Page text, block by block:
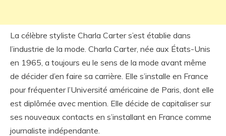
La célèbre styliste Charla Carter s’est établie dans
l’industrie de la mode. Charla Carter, née aux États-Unis
en 1965, a toujours eu le sens de la mode avant même
de décider d’en faire sa carrière. Elle s’installe en France
pour fréquenter l’Université américaine de Paris, dont elle
est diplômée avec mention. Elle décide de capitaliser sur
ses nouveaux contacts en s’installant en France comme
journaliste indépendante.